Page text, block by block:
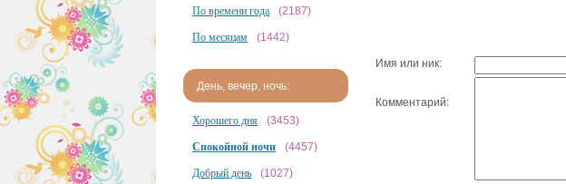
По времени года (2187)
По месяцам (1442)
День, вечер, ночь:
Хорошего дня (3453)
Спокойной ночи (4457)
Добрый день (1027)
Имя или ник:
Комментарий: